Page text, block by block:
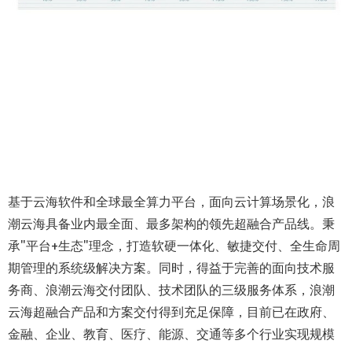
基于云海软件和全球最全算力平台，面向云计算场景化，浪
潮云海具备业内最全面、最多架构的领先超融合产品线。秉
承"平台+生态"理念，打造软硬一体化、敏捷交付、全生命周
期管理的系统级解决方案。同时，得益于完善的面向技术服
务商、浪潮云海交付团队、技术团队的三级服务体系，浪潮
云海超融合产品和方案交付得到充足保障，目前已在政府、
金融、企业、教育、医疗、能源、交通等多个行业实现规模